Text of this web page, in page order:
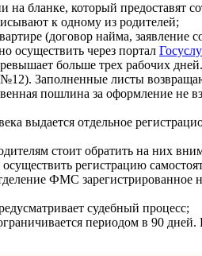
на бланке, который предоставят
к одному из родителей;
(договор найма,
осуществить через портал
больше трех рабочих
№12). Заполненные листы
пошлина за оформление не
выдается отдельное
стоит обратить на них
регистрацию
ФМС зарегистрированное
судебный процесс;
периодом в 90